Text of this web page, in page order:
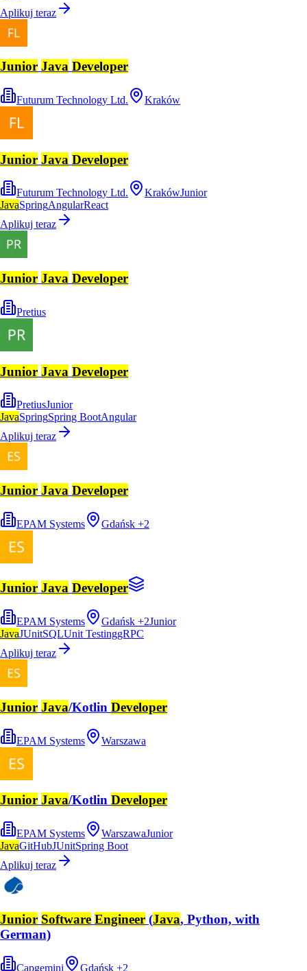
Aplikuj teraz
Junior Java Developer
Futurum Technology Ltd. Kraków
Junior Java Developer
Futurum Technology Ltd. KrakówJunior
JavaSpringAngularReact
Aplikuj teraz
Junior Java Developer
Pretius
Junior Java Developer
PretiusJunior
JavaSpringSpring BootAngular
Aplikuj teraz
Junior Java Developer
EPAM Systems Gdańsk +2
Junior Java Developer
EPAM Systems Gdańsk +2Junior
JavaJUnitSQLUnit TestinggRPC
Aplikuj teraz
Junior Java/Kotlin Developer
EPAM Systems Warszawa
Junior Java/Kotlin Developer
EPAM Systems WarszawaJunior
JavaGitHubJUnitSpring Boot
Aplikuj teraz
Junior Software Engineer (Java, Python, with
German)
Capgemini Gdańsk +2